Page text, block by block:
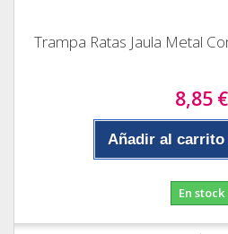
Trampa Ratas Jaula Metal
8,85 €
Añadir al carrito
En stock